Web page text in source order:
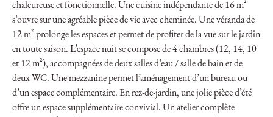
chaleureuse et fonctionnelle. Une cuisine indépendante de 16 m²
s’ouvre sur une agréable pièce de vie avec cheminée. Une véranda de
12 m² prolonge les espaces et permet de profiter de la vue sur le jardin
en toute saison. L’espace nuit se compose de 4 chambres (12, 14, 10
et 12 m²), accompagnées de deux salles d’eau / salle de bain et de
deux WC. Une mezzanine permet l’aménagement d’un bureau ou
d’un espace complémentaire. En rez-de-jardin, une jolie pièce d’été
offre un espace supplémentaire convivial. Un atelier complète